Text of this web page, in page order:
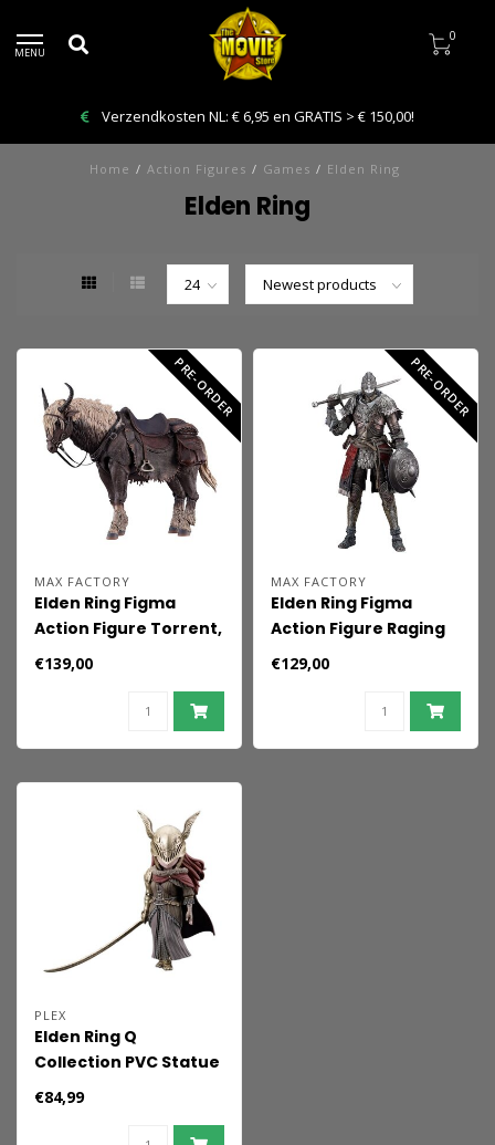
MENU
0
Verzendkosten NL: € 6,95 en GRATIS > € 150,00!
Home / Action Figures / Games / Elden Ring
Elden Ring
PRE-ORDER
MAX FACTORY
Elden Ring Figma
Action Figure Torrent,
the Spectral Steed 18
€139,00
PRE-ORDER
MAX FACTORY
Elden Ring Figma
Action Figure Raging
Wolf 16 cm
€129,00
PLEX
Elden Ring Q
Collection PVC Statue
Malenia Blade of
€84,99